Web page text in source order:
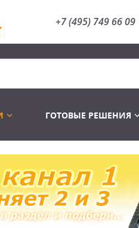
+7 (495) 749 66 09
Лампы
ГОТОВЫЕ РЕШЕНИЯ